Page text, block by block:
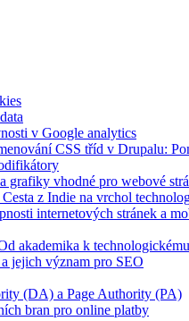
v Google analytics
CSS tříd v Drupalu:
grafiky vhodné pro webové
z Indie na vrchol
internetových stránek a
akademika k
jejich význam pro SEO
(DA) a Page Authority (PA)
bran pro online platby